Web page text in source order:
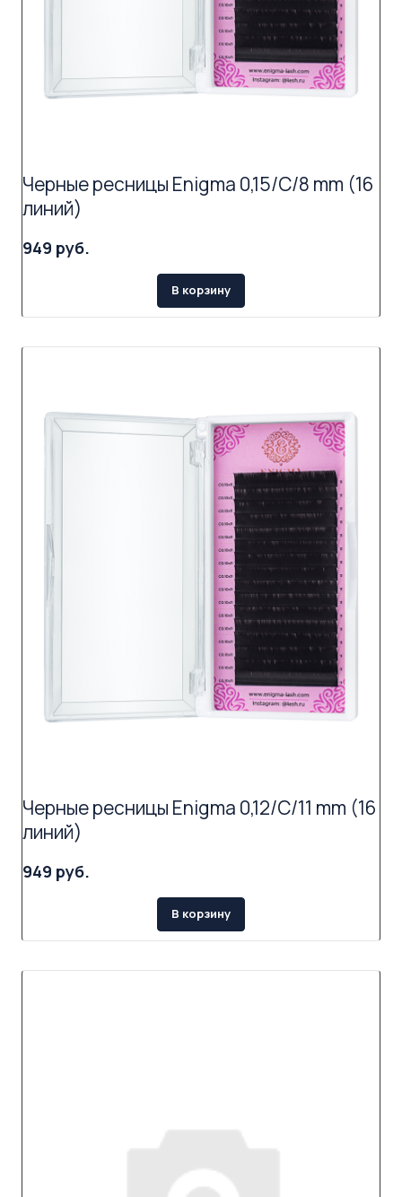
Черные ресницы Enigma 0,15/C/8 mm (16
линий)
949 руб.
В корзину
Черные ресницы Enigma 0,12/C/11 mm (16
линий)
949 руб.
В корзину